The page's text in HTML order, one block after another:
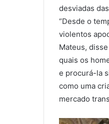
desviadas
“Desde o
violentos
Mateus,
quais os
e procurá-la
como uma
mercado